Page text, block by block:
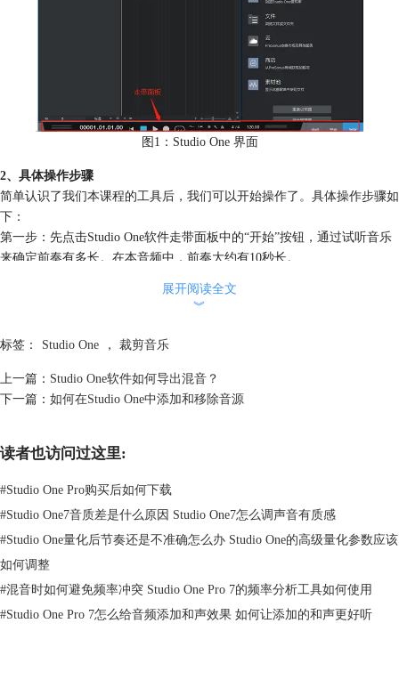
图1：Studio One 界面
2、具体操作步骤
简单认识了我们本课程的工具后，我们可以开始操作了。具体操作步骤如
下：
第一步：先点击Studio One软件走带面板中的“开始”按钮，通过试听音乐
来确定前奏有多长。在本音频中，前奏大约有10秒长。
第二步：在工具栏中点击“拆分工具”，用此工具的尖头点击一下要切割开
音乐的地方。点击过后，音乐即分为两部分。
展开阅读全文
︾
标签： Studio One ， 裁剪音乐
上一篇： Studio One软件如何导出混音？
下一篇： 如何在Studio One中添加和移除音源
读者也访问过这里:
#Studio One Pro购买后如何下载
#Studio One7音质差是什么原因 Studio One7怎么调声音有质感
#Studio One量化后节奏还是不准确怎么办 Studio One的高级量化参数应该
如何调整
#混音时如何避免频率冲突 Studio One Pro 7的频率分析工具如何使用
#Studio One Pro 7怎么给音频添加和声效果 如何让添加的和声更好听